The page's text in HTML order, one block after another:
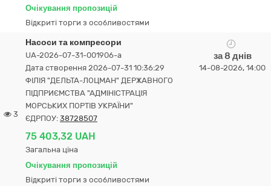
Очікування пропозицій
Відкриті торги з особливостями
3
Насоси та компресори
UA-2026-07-31-001906-a
Дата створення 2026-07-31 10:36:29
ФІЛІЯ "ДЕЛЬТА-ЛОЦМАН" ДЕРЖАВНОГО
ПІДПРИЄМСТВА "АДМІНІСТРАЦІЯ
МОРСЬКИХ ПОРТІВ УКРАЇНИ"
ЄДРПОУ: 38728507
75 403,32 UAH
Загальна ціна
Очікування пропозицій
Відкриті торги з особливостями
за 8 днів
14-08-2026, 14:00